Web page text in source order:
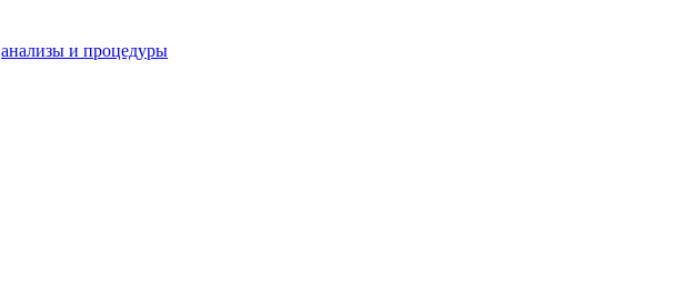
анализы и процедуры